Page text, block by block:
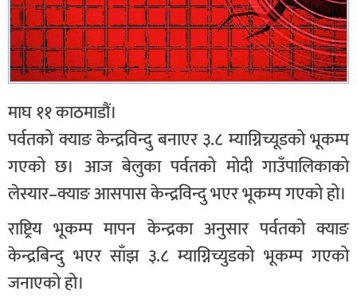
माघ ११ काठमाडौं।
पर्वतको क्याङ केन्द्रविन्दु बनाएर ३.८ म्याग्निच्यूडको भूकम्प
गएको छ। आज बेलुका पर्वतको मोदी गाउँपालिकाको
लेस्यार–क्याङ आसपास केन्द्रविन्दु भएर भूकम्प गएको हो।
राष्ट्रिय भूकम्प मापन केन्द्रका अनुसार पर्वतको क्याङ
केन्द्रबिन्दु भएर साँझ ३.८ म्याग्निच्युडको भूकम्प गएको
जनाएको हो।